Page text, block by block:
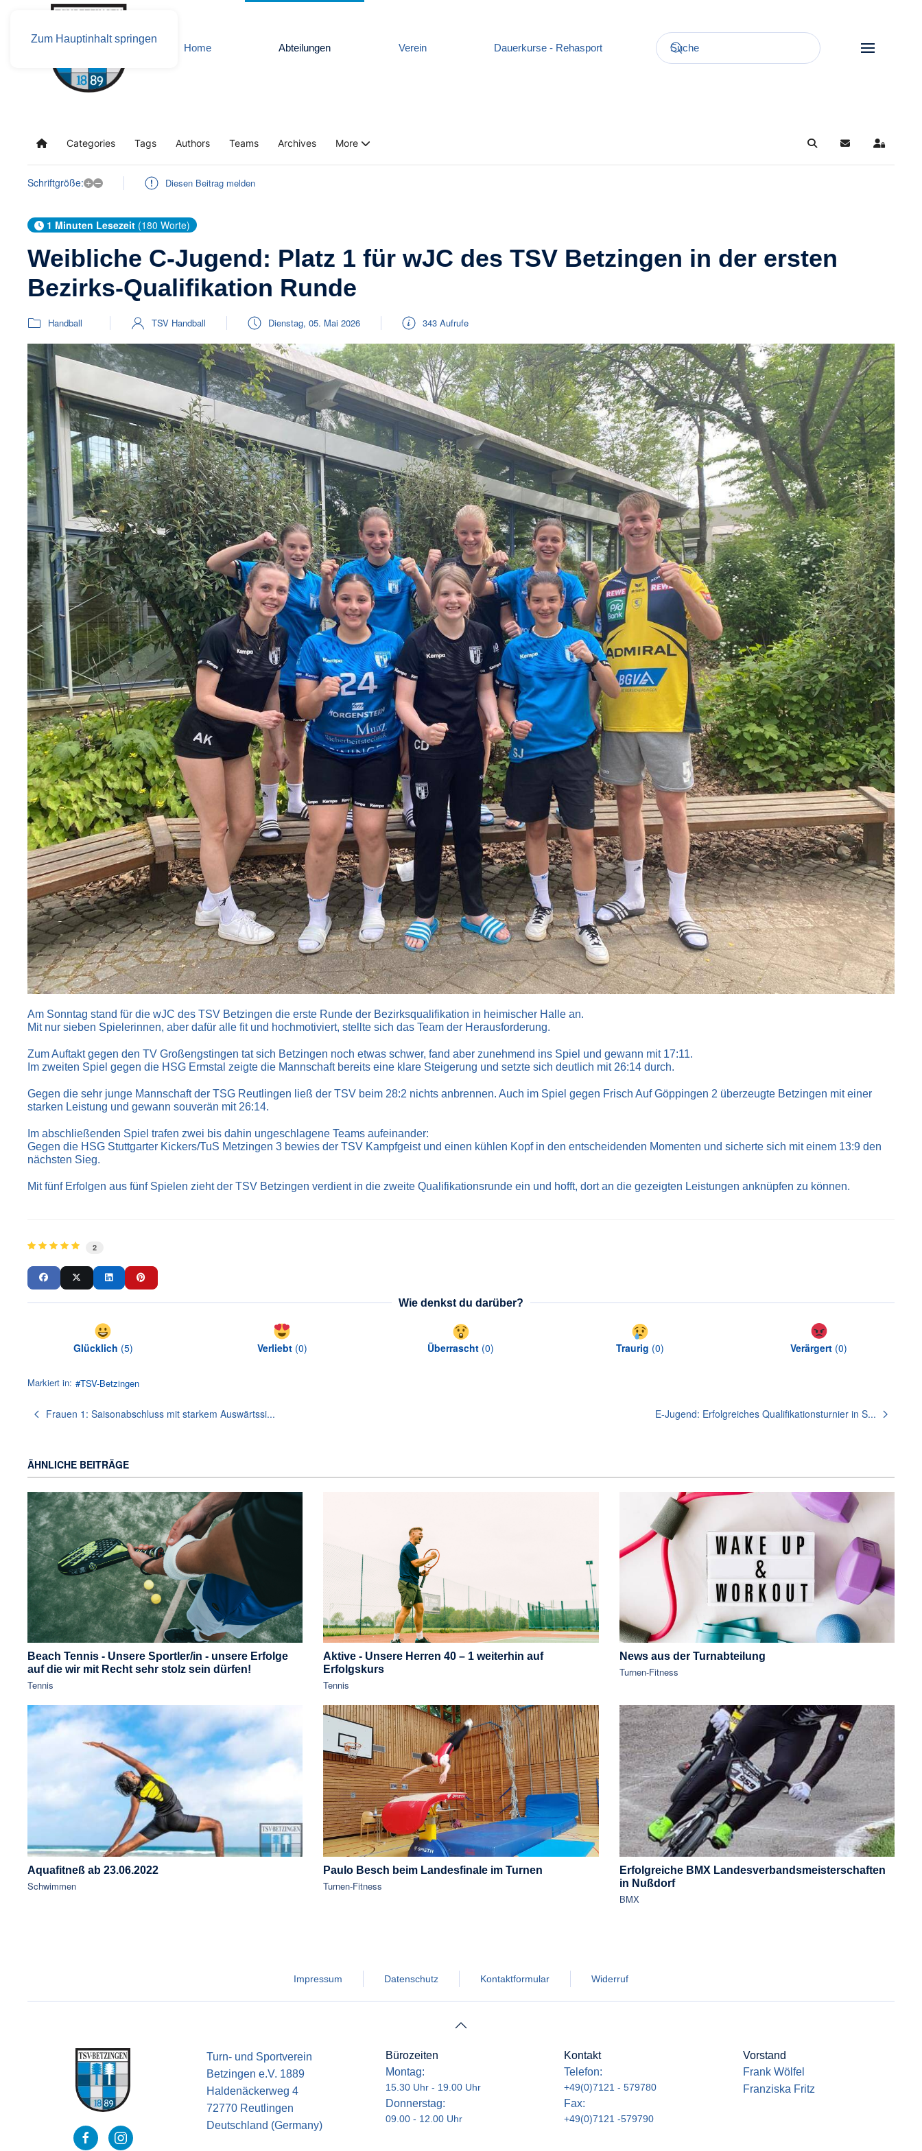
Zum Hauptinhalt springen
Home Abteilungen Verein Dauerkurse - Rehasport
Home Categories Tags Authors Teams Archives More SearchUpdatesSign In
Schriftgröße: + – Diesen Beitrag melden
1 Minuten Lesezeit (180 Worte)
Weibliche C-Jugend: Platz 1 für wJC des TSV Betzingen in der ersten
Bezirks-Qualifikation Runde
Handball TSV Handball Dienstag, 05. Mai 2026 343 Aufrufe
Am Sonntag stand für die wJC des TSV Betzingen die erste Runde der Bezirksqualifikation in heimischer Halle an.
Mit nur sieben Spielerinnen, aber dafür alle fit und hochmotiviert, stellte sich das Team der Herausforderung.
Zum Auftakt gegen den TV Großengstingen tat sich Betzingen noch etwas schwer, fand aber zunehmend ins Spiel und gewann mit 17:11.
Im zweiten Spiel gegen die HSG Ermstal zeigte die Mannschaft bereits eine klare Steigerung und setzte sich deutlich mit 26:14 durch.
Gegen die sehr junge Mannschaft der TSG Reutlingen ließ der TSV beim 28:2 nichts anbrennen. Auch im Spiel gegen Frisch Auf Göppingen 2 überzeugte Betzingen mit einer
starken Leistung und gewann souverän mit 26:14.
Im abschließenden Spiel trafen zwei bis dahin ungeschlagene Teams aufeinander:
Gegen die HSG Stuttgarter Kickers/TuS Metzingen 3 bewies der TSV Kampfgeist und einen kühlen Kopf in den entscheidenden Momenten und sicherte sich mit einem 13:9 den
nächsten Sieg.
Mit fünf Erfolgen aus fünf Spielen zieht der TSV Betzingen verdient in die zweite Qualifikationsrunde ein und hofft, dort an die gezeigten Leistungen anknüpfen zu können.
2
Wie denkst du darüber?
Glücklich (5) Verliebt(0) Überrascht (0) Traurig (0) Verärgert (0)
Markiert in: TSV-Betzingen
Frauen 1: Saisonabschluss mit starkem Auswärtssi... E-Jugend: Erfolgreiches Qualifikationsturnier in S...
ÄHNLICHE BEITRÄGE
Beach Tennis - Unsere Sportler/in - unsere Erfolge
auf die wir mit Recht sehr stolz sein dürfen!
Tennis
Aktive - Unsere Herren 40 – 1 weiterhin auf
Erfolgskurs
Tennis
News aus der Turnabteilung
Turnen-Fitness
Aquafitneß ab 23.06.2022
Schwimmen
Paulo Besch beim Landesfinale im Turnen
Turnen-Fitness
Erfolgreiche BMX Landesverbandsmeisterschaften
in Nußdorf
BMX
Impressum Datenschutz Kontaktformular Widerruf
Turn- und Sportverein
Betzingen e.V. 1889
Haldenäckerweg 4
72770 Reutlingen
Deutschland (Germany)
Bürozeiten
Montag:
15.30 Uhr - 19.00 Uhr
Donnerstag:
09.00 - 12.00 Uhr
Kontakt
Telefon:
+49(0)7121 - 579780
Fax:
+49(0)7121 -579790
Vorstand
Frank Wölfel
Franziska Fritz